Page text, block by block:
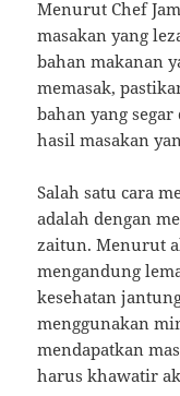
Menurut Chef
masakan yang
bahan makanan
memasak,
bahan yang
hasil masakan
Salah satu cara
adalah dengan
zaitun. Menurut
mengandung
kesehatan
menggunakan
mendapatkan
harus khawatir